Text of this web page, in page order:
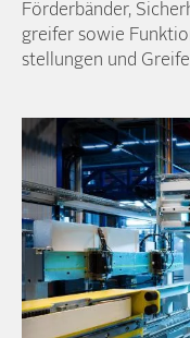
Förder­bänder,
greifer sowie
stellungen und